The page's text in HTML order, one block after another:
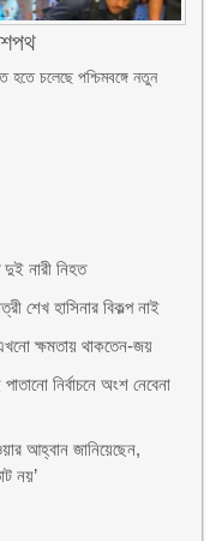
শপথ
হতে চলেছে পশ্চিমবঙ্গে নতুন
দুই নারী নিহত
শেখ হাসিনার বিকল্প নাই
এখনো ক্ষমতায় থাকতেন-জয়
নির্বাচনে অংশ নেবেনা
আহ্বান জানিয়েছেন,
নয়’